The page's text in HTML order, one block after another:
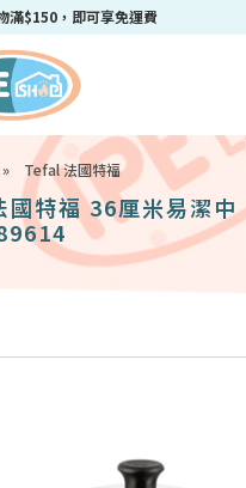
滿$150，即可享免運費
Tefal 法國特福
特福 36厘米易潔中